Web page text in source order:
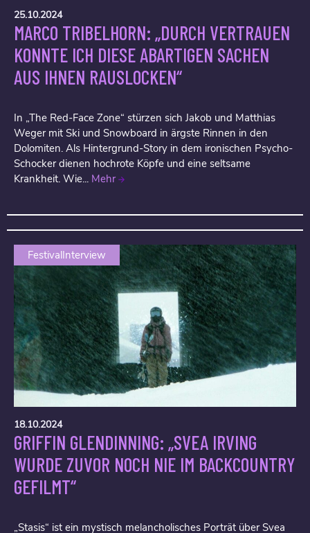
25.10.2024
MARCO TRIBELHORN: „DURCH VERTRAUEN
KONNTE ICH DIESE ABARTIGEN SACHEN
AUS IHNEN RAUSLOCKEN“
In „The Red-Face Zone“ stürzen sich Jakob und Matthias
Weger mit Ski und Snowboard in ärgste Rinnen in den
Dolomiten. Als Hintergrund-Story in dem ironischen Psycho-
Schocker dienen hochrote Köpfe und eine seltsame
Krankheit. Wie... Mehr
FestivalInterview
18.10.2024
GRIFFIN GLENDINNING: „SVEA IRVING
WURDE ZUVOR NOCH NIE IM BACKCOUNTRY
GEFILMT“
„Stasis“ ist ein mystisch melancholisches Porträt über Svea